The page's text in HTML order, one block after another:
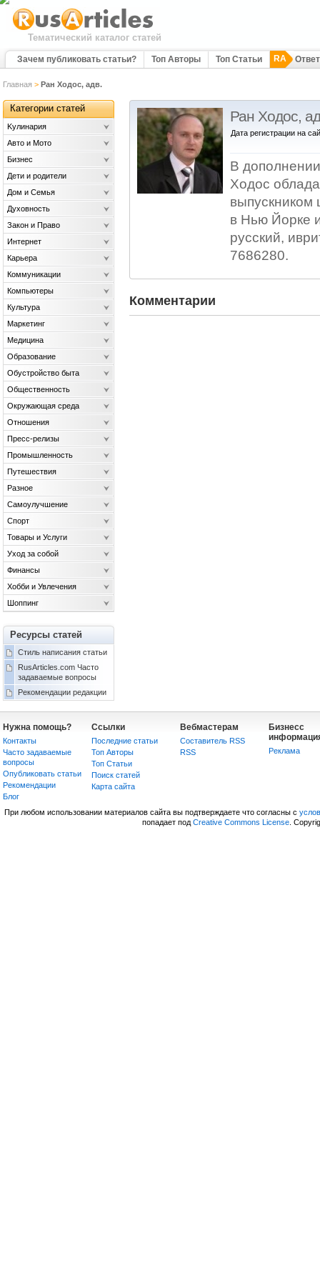
Тематический каталог статей
Зачем публиковать статьи? Топ Авторы Топ Статьи RA
Главная > Ран Ходос, адв.
Ран Ходос,
Дата регистрации на
В
Ходос
выпускником
в Нью Йорке
русский,
7686280.
Комментарии
Категории статей
Kулинария
Авто и Мото
Бизнес
Дети и родители
Дом и Семья
Духовность
Закон и Право
Интернет
Карьера
Коммуникации
Компьютеры
Культура
Маркетинг
Медицина
Образование
Обустройство быта
Общественность
Окружающая среда
Отношения
Пресс-релизы
Промышленность
Путешествия
Разное
Самоулучшение
Спорт
Товары и Услуги
Уход за собой
Финансы
Хобби и Увлечения
Шоппинг
Ресурсы статей
Стиль написания статьи
RusArticles.com Часто
задаваемые вопросы
Рекомендации редакции
Нужна помощь?
Контакты
Часто задаваемые
вопросы
Опубликовать статьи
Рекомендации
Блог
Ссылки
Последние статьи
Топ Авторы
Топ Статьи
Поиск статей
Карта сайта
Вебмастерам
Составитель RSS
RSS
Бизнесс
Реклама
При любом использовании материалов сайта вы подтверждаете что согласны с
попадает под Creative Commons License.